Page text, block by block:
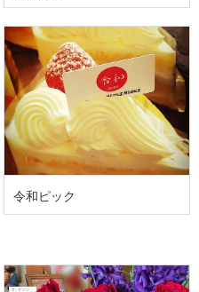
令和ピック